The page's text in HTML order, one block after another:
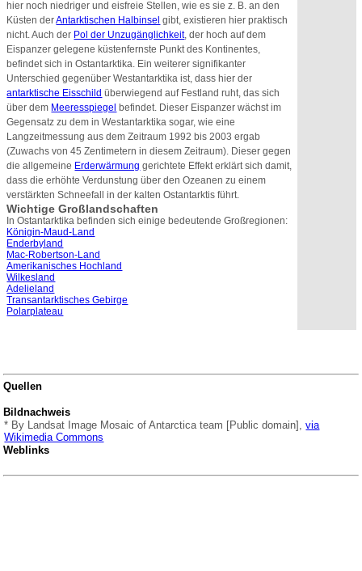
hier noch niedriger und eisfreie Stellen, wie es sie z. B. an den
Küsten derAntarktischen Halbinsel gibt, existieren hier praktisch
nicht. Auch der Pol der Unzugänglichkeit, der hoch auf dem
Eispanzer gelegene küstenfernste Punkt des Kontinentes,
befindet sich in Ostantarktika. Ein weiterer signifikanter
Unterschied gegenüber Westantarktika ist, dass hier der
antarktische Eisschild überwiegend auf Festland ruht, das sich
über dem Meeresspiegel befindet. Dieser Eispanzer wächst im
Gegensatz zu dem in Westantarktika sogar, wie eine
Langzeitmessung aus dem Zeitraum 1992 bis 2003 ergab
(Zuwachs von 45 Zentimetern in diesem Zeitraum). Dieser gegen
die allgemeine Erderwärmung gerichtete Effekt erklärt sich damit,
dass die erhöhte Verdunstung über den Ozeanen zu einem
verstärkten Schneefall in der kalten Ostantarktis führt.
Wichtige Großlandschaften
In Ostantarktika befinden sich einige bedeutende Großregionen:
Königin-Maud-Land
Enderbyland
Mac-Robertson-Land
Amerikanisches Hochland
Wilkesland
Adelieland
Transantarktisches Gebirge
Polarplateau
Quellen
Bildnachweis
* By Landsat Image Mosaic of Antarctica team [Public domain],via
Wikimedia Commons
Weblinks